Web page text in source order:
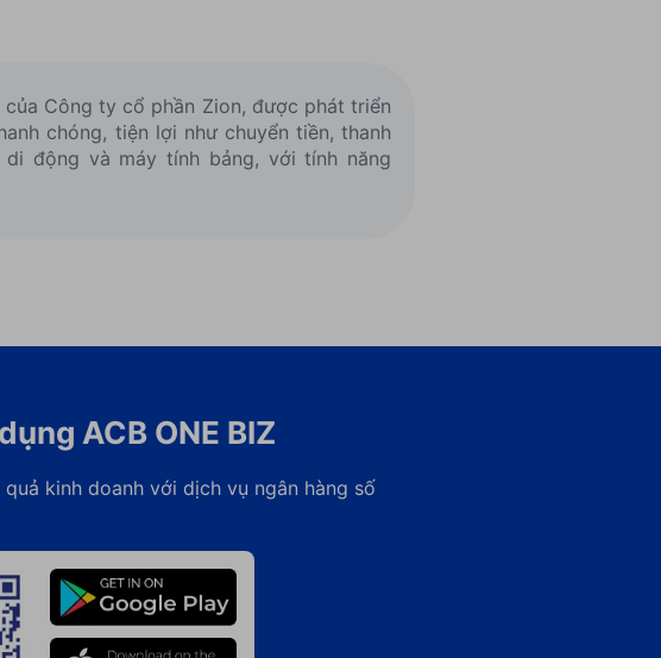
Công ty cổ phần Zion, được phát triển
chóng, tiện lợi như chuyển tiền, thanh
động và máy tính bảng, với tính năng
ACB ONE BIZ
quả kinh doanh với dịch vụ ngân hàng số